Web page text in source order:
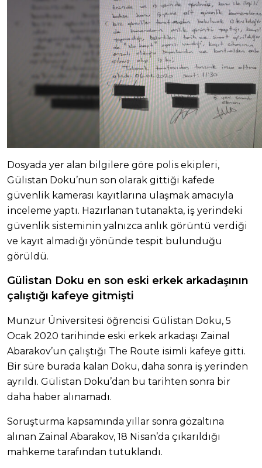
Dosyada yer alan bilgilere göre polis ekipleri,
Gülistan Doku’nun son olarak gittiği kafede
güvenlik kamerası kayıtlarına ulaşmak amacıyla
inceleme yaptı. Hazırlanan tutanakta, iş yerindeki
güvenlik sisteminin yalnızca anlık görüntü verdiği
ve kayıt almadığı yönünde tespit bulunduğu
görüldü.
Gülistan Doku en son eski erkek arkadaşının
çalıştığı kafeye gitmişti
Munzur Üniversitesi öğrencisi Gülistan Doku, 5
Ocak 2020 tarihinde eski erkek arkadaşı Zainal
Abarakov’un çalıştığı The Route isimli kafeye gitti.
Bir süre burada kalan Doku, daha sonra iş yerinden
ayrıldı. Gülistan Doku’dan bu tarihten sonra bir
daha haber alınamadı.
Soruşturma kapsamında yıllar sonra gözaltına
alınan Zainal Abarakov, 18 Nisan’da çıkarıldığı
mahkeme tarafından tutuklandı.